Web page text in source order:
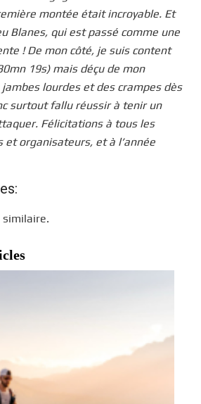
montée était incroyable. Et
Blanes, qui est passé comme une
! De mon côté, je suis content
19s) mais déçu de mon
jambes lourdes et des crampes dès
surtout fallu réussir à tenir un
Félicitations à tous les
et organisateurs, et à l’année
similaire.